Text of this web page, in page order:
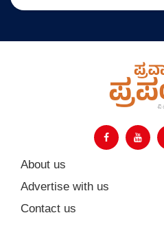
About us
Advertise with us
Contact us